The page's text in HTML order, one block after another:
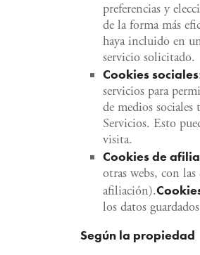
preferencias y
de la forma más
haya incluido en
servicio solicitado.
Cookiessociales
servicios para
de medios
Servicios. Esto
visita.
Cookiesde
otras webs, con
afiliación).
los datos
Según la propiedad